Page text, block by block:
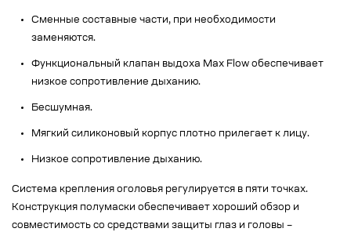
Сменные составные части, при необходимости
заменяются.
Функциональный клапан выдоха Max Flow обеспечивает
низкое сопротивление дыханию.
Бесшумная.
Мягкий силиконовый корпус плотно прилегает к лицу.
Низкое сопротивление дыханию.
Система крепления оголовья регулируется в пяти точках.
Конструкция полумаски обеспечивает хороший обзор и
совместимость со средствами защиты глаз и головы –